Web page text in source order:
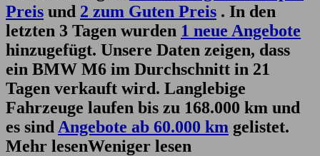
Preis und 2 zum Guten Preis . In den
letzten 3 Tagen wurden 1 neue Angebote
hinzugefügt. Unsere Daten zeigen, dass
ein BMW M6 im Durchschnitt in 21
Tagen verkauft wird. Langlebige
Fahrzeuge laufen bis zu 168.000 km und
es sind Angebote ab 60.000 km gelistet.
Mehr lesenWeniger lesen